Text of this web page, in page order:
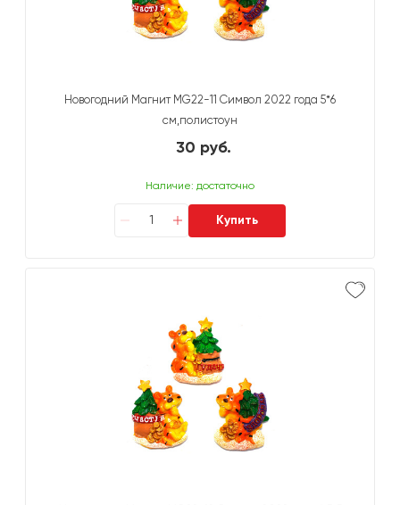
Новогодний Магнит MG22-11 Символ 2022 года 5*6
см,полистоун
30 руб.
Наличие: достаточно
Купить